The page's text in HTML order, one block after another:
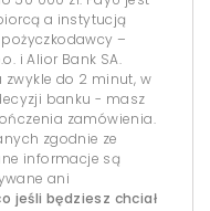
a instytucją
–
i Alior Bank SA.
do 2 minut, w
banku - masz
zamówienia.
zgodnie ze
informacje są
ani
jeśli będziesz chciał